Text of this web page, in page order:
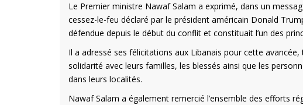
Le Premier ministre Nawaf Salam a exprimé, dans un
cessez-le-feu déclaré par le président américain Donald
défendue depuis le début du conflit et constituait l’un des
Il a adressé ses félicitations aux Libanais pour cette
solidarité avec leurs familles, les blessés ainsi que les
dans leurs localités.
Nawaf Salam a également remercié l’ensemble des efforts